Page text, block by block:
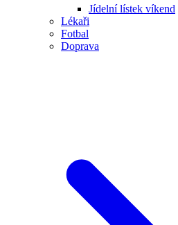
Jídelní lístek víkend
Lékaři
Fotbal
Doprava